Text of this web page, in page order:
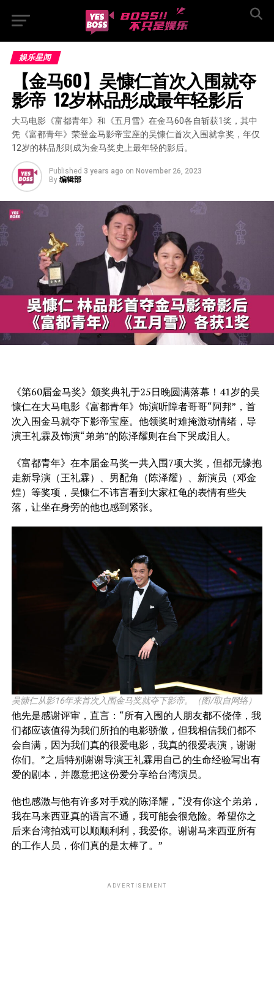
娱乐星闻
【金马60】吴慷仁首次入围就夺
影帝  12岁林品彤成最年轻影后
大马电影《富都青年》和《五月雪》在金马60各自斩获1奖，其中
凭《富都青年》荣登金马影帝宝座的吴慷仁首次入围就拿奖，年仅
12岁的林品彤则成为金马奖史上最年轻的影后。
Published 3 years ago on November 26, 2023
By 编辑部
《第60届金马奖》颁奖典礼于25日晚圆满落幕！41岁的吴
慷仁在大马电影《富都青年》饰演听障者哥哥“阿邦”，首
次入围金马就夺下影帝宝座。他领奖时难掩激动情绪，导
演王礼霖及饰演“弟弟”的陈泽耀则在台下哭成泪人。
《富都青年》在本届金马奖一共入围7项大奖，但都无缘抱
走新导演（王礼霖）、男配角（陈泽耀）、新演员（邓金
煌）等奖项，吴慷仁不讳言看到大家杠龟的表情有些失
落，让坐在身旁的他也感到紧张。
吴慷仁从影16年来首次入围金马奖就夺下影帝。（图/取自网络）
他先是感谢评审，直言：“所有入围的人朋友都不侥倖，我
们都应该值得为我们所拍的电影骄傲，但我相信我们都不
会自满，因为我们真的很爱电影，我真的很爱表演，谢谢
你们。”之后特别谢谢导演王礼霖用自己的生命经验写出有
爱的剧本，并愿意把这份爱分享给台湾演员。
他也感激与他有许多对手戏的陈泽耀，“没有你这个弟弟，
我在马来西亚真的语言不通，我可能会很危险。希望你之
后来台湾拍戏可以顺顺利利，我爱你。谢谢马来西亚所有
的工作人员，你们真的是太棒了。”
ADVERTISEMENT